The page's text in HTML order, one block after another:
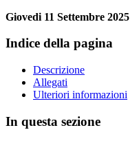
Giovedi 11 Settembre 2025
Indice della pagina
Descrizione
Allegati
Ulteriori informazioni
In questa sezione